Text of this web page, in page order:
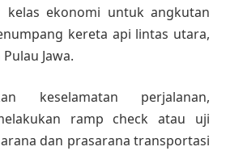
kelas ekonomi untuk angkutan
kereta api lintas utara,
Jawa.
keselamatan perjalanan,
ramp check atau uji
dan prasarana transportasi